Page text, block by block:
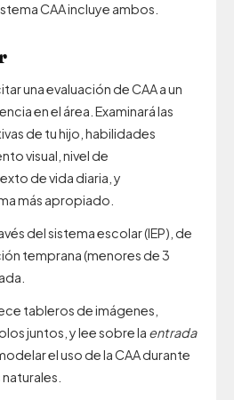
CAA incluye ambos.
una evaluación de CAA a un
en el área. Examinará las
de tu hijo, habilidades
visual, nivel de
de vida diaria, y
más apropiado.
del sistema escolar (IEP), de
temprana (menores de 3
tableros de imágenes,
juntos, y lee sobre la entrada
el uso de la CAA durante